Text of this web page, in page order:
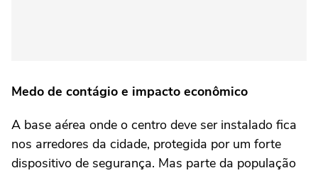
Medo de contágio e impacto econômico
A base aérea onde o centro deve ser instalado fica
nos arredores da cidade, protegida por um forte
dispositivo de segurança. Mas parte da população